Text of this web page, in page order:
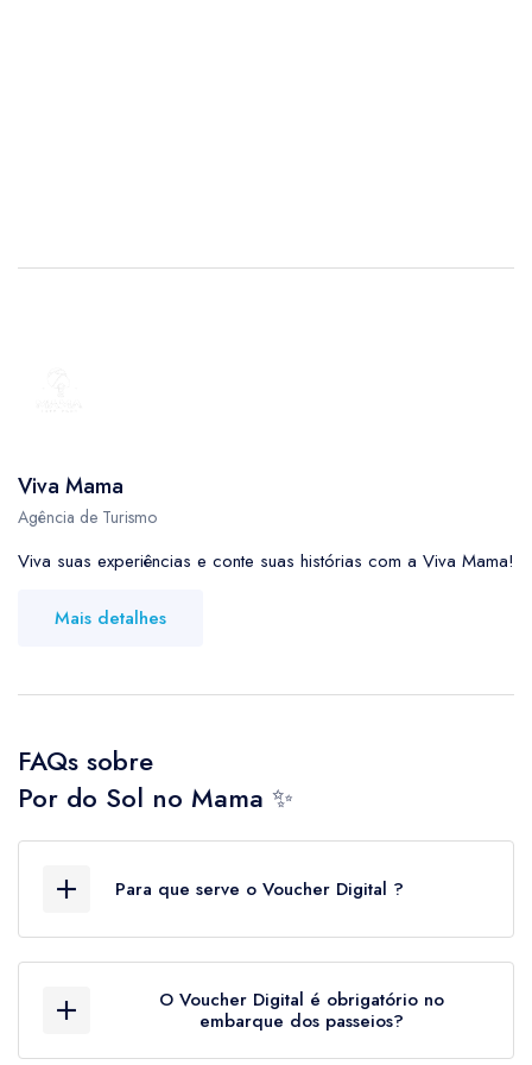
Viva Mama
Agência de Turismo
Viva suas experiências e conte suas histórias com a Viva Mama!
Mais detalhes
FAQs sobre
Por do Sol no Mama ✨
Para que serve o Voucher Digital ?
comprova a sua aquisição dos passeios, além
de ser o documento de controle de embarque
de passageiros nos equipamentos turísticos.
O Voucher Digital é obrigatório no
embarque dos passeios?